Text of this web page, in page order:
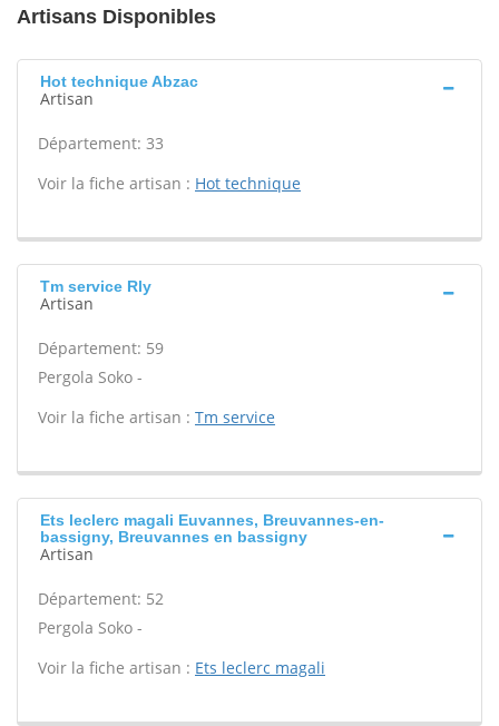
Artisans Disponibles
Hot technique Abzac
Artisan
Département: 33
Voir la fiche artisan : Hot technique
Tm service Rly
Artisan
Département: 59
Pergola Soko -
Voir la fiche artisan : Tm service
Ets leclerc magali Euvannes, Breuvannes-en-
bassigny, Breuvannes en bassigny
Artisan
Département: 52
Pergola Soko -
Voir la fiche artisan : Ets leclerc magali